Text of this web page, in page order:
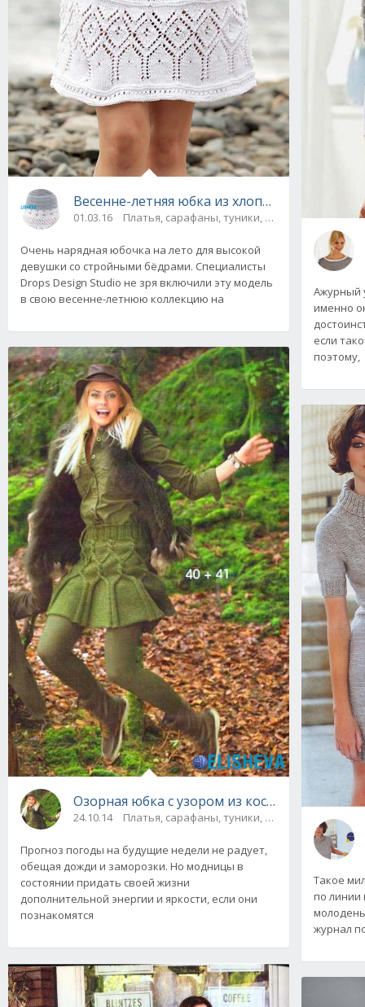
Весенне-летняя юбка из хлопка от Drops
01.03.16 Платья, сарафаны, туники, юбки
Очень нарядная юбочка на лето для высокой
девушки со стройными бёдрами. Специалисты
Drops Design Studio не зря включили эту модель
в свою весенне-летнюю коллекцию на
Озорная юбка с узором из кос, вязаная
24.10.14 Платья, сарафаны, туники, юбки
Прогноз погоды на будущие недели не радует,
обещая дожди и заморозки. Но модницы в
состоянии придать своей жизни
дополнительной энергии и яркости, если они
познакомятся
Ажурный
именно
если
поэтому,
Такое
по линии
журнал